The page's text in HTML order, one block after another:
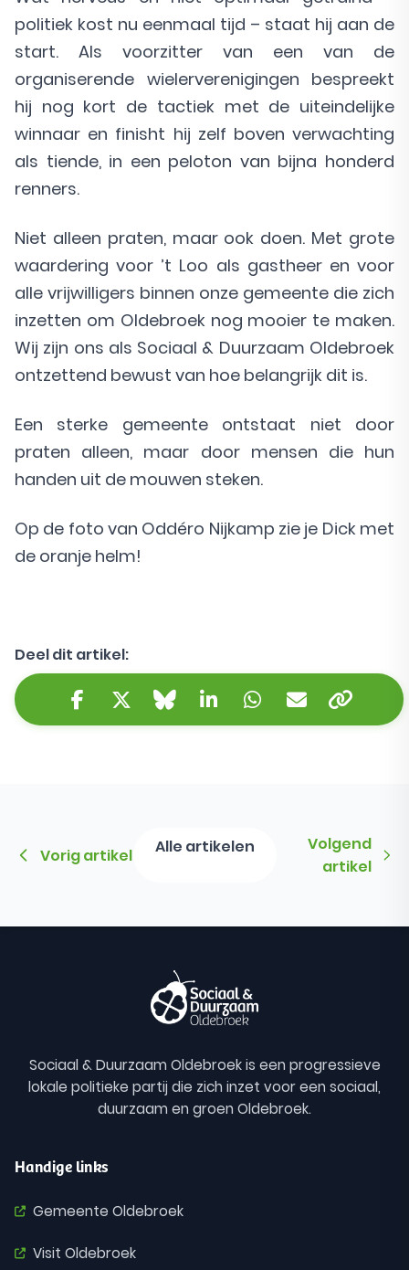
politiek kost nu eenmaal tijd – staat hij aan de
start. Als voorzitter van een van de
organiserende wielerverenigingen bespreekt
hij nog kort de tactiek met de uiteindelijke
winnaar en finisht hij zelf boven verwachting
als tiende, in een peloton van bijna honderd
renners.
Niet alleen praten, maar ook doen. Met grote
waardering voor ’t Loo als gastheer en voor
alle vrijwilligers binnen onze gemeente die zich
inzetten om Oldebroek nog mooier te maken.
Wij zijn ons als Sociaal & Duurzaam Oldebroek
ontzettend bewust van hoe belangrijk dit is.
Een sterke gemeente ontstaat niet door
praten alleen, maar door mensen die hun
handen uit de mouwen steken.
Op de foto van Oddéro Nijkamp zie je Dick met
de oranje helm!
Deel dit artikel:
Facebook
Twitter/X
BlueskyLinkedInWhatsApp
E-mail
Vorig artikel Alle artikelen
Volgend
artikel
Sociaal & Duurzaam Oldebroek is een progressieve
lokale politieke partij die zich inzet voor een sociaal,
duurzaam en groen Oldebroek.
Handige links
Gemeente Oldebroek
Visit Oldebroek